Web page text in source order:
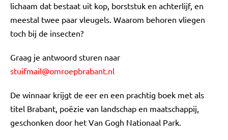
lichaam dat bestaat uit kop, borststuk en achterlijf, en
meestal twee paar vleugels. Waarom behoren vliegen
toch bij de insecten?
Graag je antwoord sturen naar
stuifmail@omroepbrabant.nl
De winnaar krijgt de eer en een prachtig boek met als
titel Brabant, poëzie van landschap en maatschappij,
geschonken door het Van Gogh Nationaal Park.